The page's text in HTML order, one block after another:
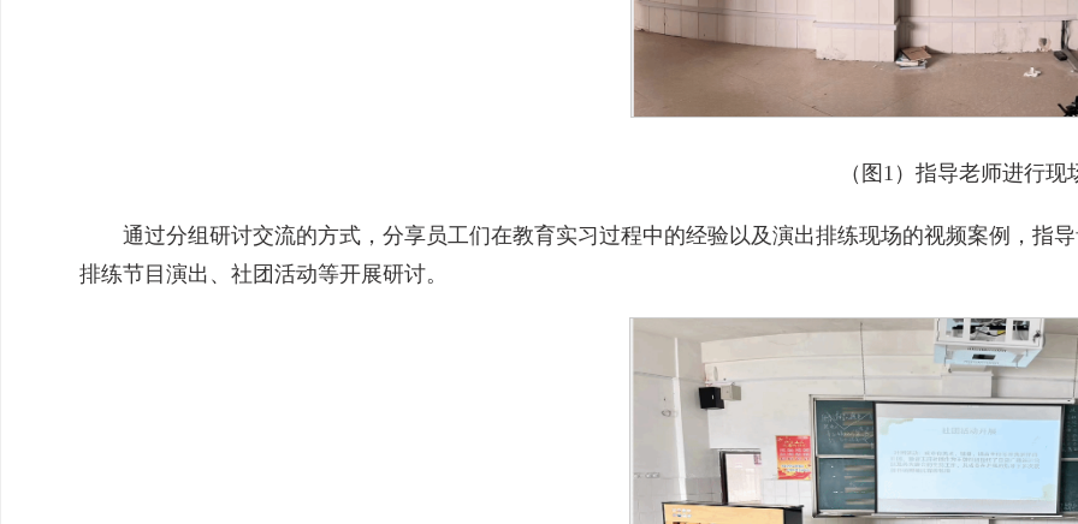
（图1）指导老师进行现
通过分组研讨交流的方式，分享员工们在教育实习过程中的经验以及演出排练现场的视频案例，指
排练节目演出、社团活动等开展研讨。